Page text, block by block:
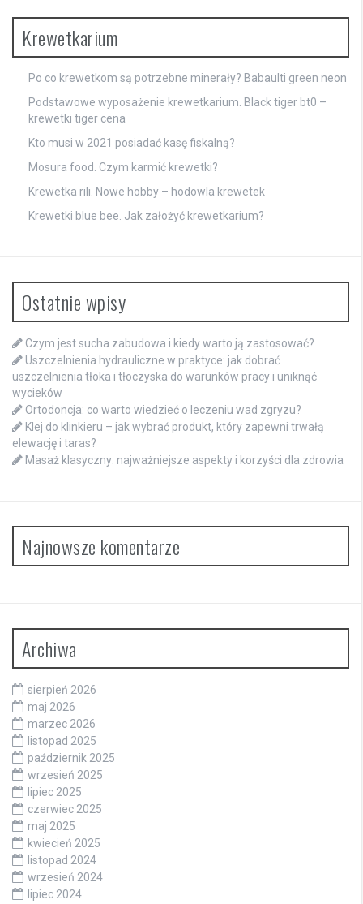
Krewetkarium
Po co krewetkom są potrzebne minerały? Babaulti green neon
Podstawowe wyposażenie krewetkarium. Black tiger bt0 –
krewetki tiger cena
Kto musi w 2021 posiadać kasę fiskalną?
Mosura food. Czym karmić krewetki?
Krewetka rili. Nowe hobby – hodowla krewetek
Krewetki blue bee. Jak założyć krewetkarium?
Ostatnie wpisy
Czym jest sucha zabudowa i kiedy warto ją zastosować?
Uszczelnienia hydrauliczne w praktyce: jak dobrać
uszczelnienia tłoka i tłoczyska do warunków pracy i uniknąć
wycieków
Ortodoncja: co warto wiedzieć o leczeniu wad zgryzu?
Klej do klinkieru – jak wybrać produkt, który zapewni trwałą
elewację i taras?
Masaż klasyczny: najważniejsze aspekty i korzyści dla zdrowia
Najnowsze komentarze
Archiwa
sierpień 2026
maj 2026
marzec 2026
listopad 2025
październik 2025
wrzesień 2025
lipiec 2025
czerwiec 2025
maj 2025
kwiecień 2025
listopad 2024
wrzesień 2024
lipiec 2024